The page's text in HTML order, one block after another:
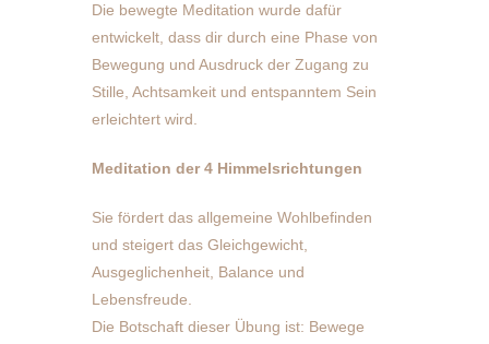
Die bewegte Meditation wurde dafür
entwickelt, dass dir durch eine Phase von
Bewegung und Ausdruck der Zugang zu
Stille, Achtsamkeit und entspanntem Sein
erleichtert wird.
Meditation der 4 Himmelsrichtungen
Sie fördert das allgemeine Wohlbefinden
und steigert das Gleichgewicht,
Ausgeglichenheit, Balance und
Lebensfreude.
Die Botschaft dieser Übung ist: Bewege